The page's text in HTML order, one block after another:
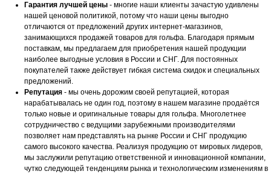
Гарантия лучшей цены - многие наши клиенты зачастую удивлены
нашей ценовой политикой, потому что наши цены выгодно
отличаются от предложений других интернет-магазинов,
занимающихся продажей товаров для гольфа. Благодаря прямым
поставкам, мы предлагаем для приобретения нашей продукции
наиболее выгодные условия в России и СНГ. Для постоянных
покупателей также действует гибкая система скидок и специальных
предложений.
Репутация - мы очень дорожим своей репутацией, которая
нарабатывалась не один год, поэтому в нашем магазине продаётся
только новые и оригинальные товары для гольфа. Многолетнее
сотрудничество с ведущими зарубежными производителями
позволяет нам представлять на рынке России и СНГ продукцию
самого высокого качества. Реализуя продукцию от мировых лидеров,
мы заслужили репутацию ответственной и инновационной компании,
чутко следующей тенденциям рынка и технологическим изменениям в